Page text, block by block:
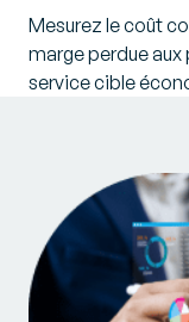
Mesurez le coût
marge perdue
service cible